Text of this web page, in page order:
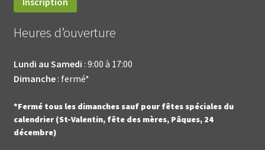
Heures d’ouverture
Lundi au Samedi : 9:00 à 17:00
Dimanche: fermé*
*Fermé tous les dimanches sauf pour fêtes spéciales du
calendrier (St-Valentin, fête des mères, Pâques, 24
décembre)